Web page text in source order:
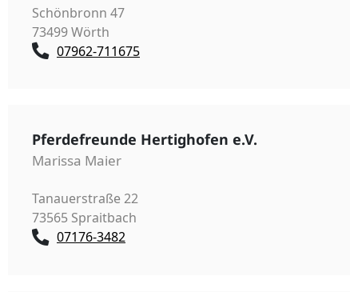
Schönbronn 47
73499 Wörth
07962-711675
Pferdefreunde Hertighofen e.V.
Marissa Maier
Tanauerstraße 22
73565 Spraitbach
07176-3482